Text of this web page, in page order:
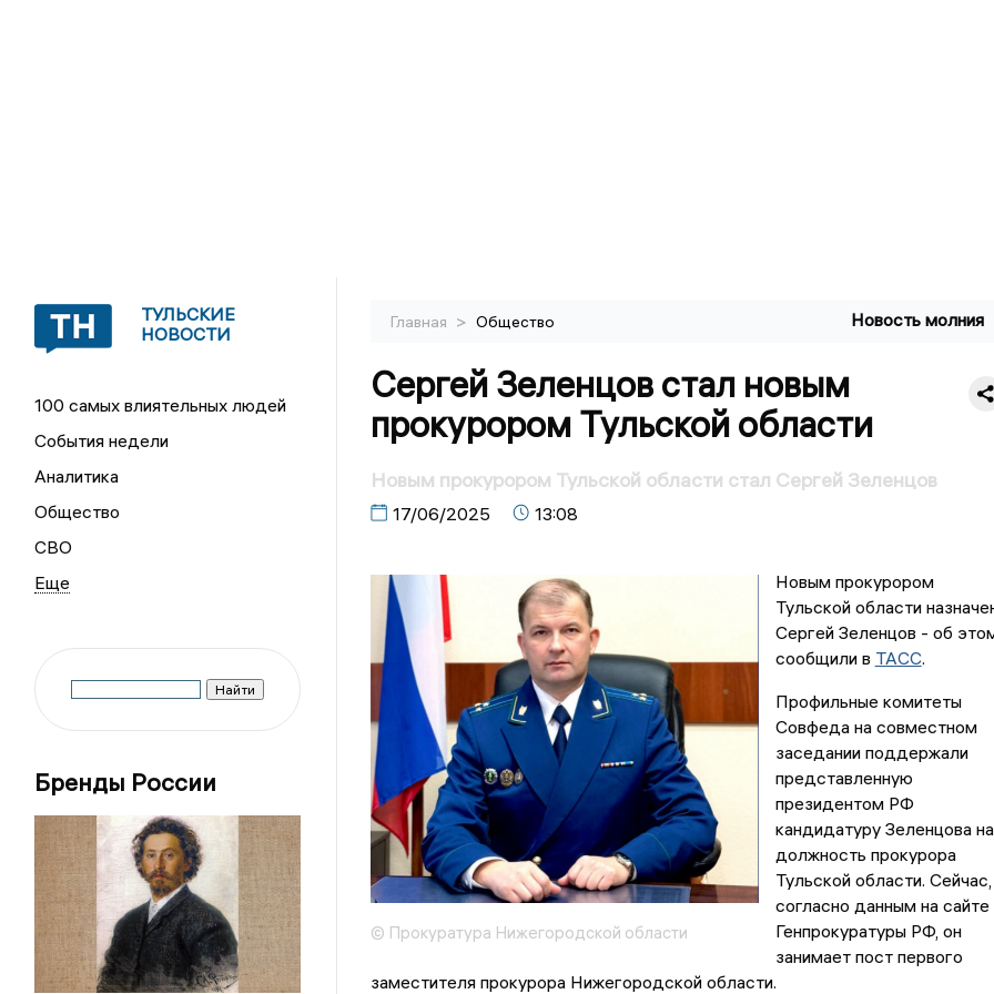
ТУЛЬСКИЕ
НОВОСТИ
100 самых влиятельных людей
События недели
Аналитика
Общество
СВО
Бренды России
Главная > Общество Новость молния
Сергей Зеленцов стал новым
прокурором Тульской области
Новым прокурором Тульской области стал Сергей Зеленцов
17/06/2025 13:08
© Прокуратура Нижегородской области
Новым прокурором
Тульской области
Сергей Зеленцов - об
сообщили в ТАСС.
Профильные комитеты
Совфеда на совместном
заседании поддержали
представленную
президентом РФ
кандидатуру Зеленцова на
должность прокурора
Тульской области. Сейчас,
согласно данным на сайте
Генпрокуратуры РФ, он
занимает пост первого
заместителя прокурора Нижегородской области.